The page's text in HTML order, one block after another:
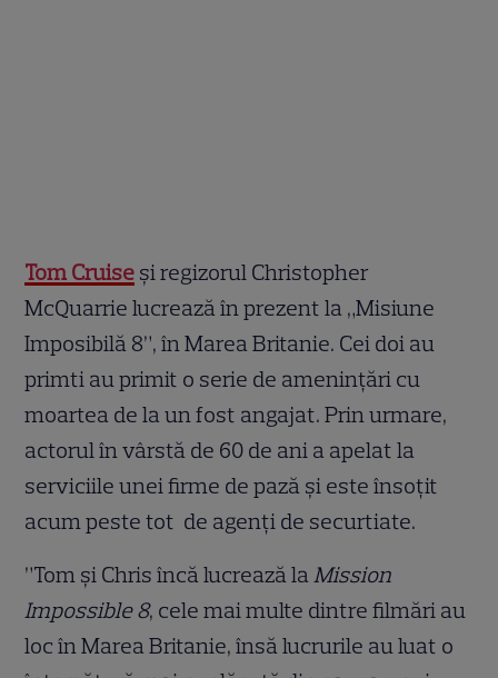
Tom Cruise și regizorul Christopher
McQuarrie lucrează în prezent la „Misiune
Imposibilă 8”, în Marea Britanie. Cei doi au
primti au primit o serie de amenințări cu
moartea de la un fost angajat. Prin urmare,
actorul în vârstă de 60 de ani a apelat la
serviciile unei firme de pază și este însoțit
acum peste tot de agenți de securtiate.
”Tom și Chris încă lucrează laMission
Impossible 8, cele mai multe dintre filmări au
loc în Marea Britanie, însă lucrurile au luat o